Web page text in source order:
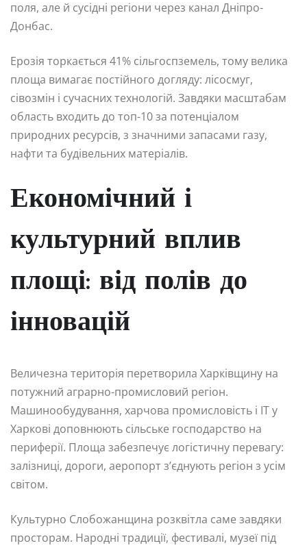
поля, але й сусідні регіони через канал Дніпро-
Донбас.
Ерозія торкається 41% сільгоспземель, тому велика
площа вимагає постійного догляду: лісосмуг,
сівозмін і сучасних технологій. Завдяки масштабам
область входить до топ-10 за потенціалом
природних ресурсів, з значними запасами газу,
нафти та будівельних матеріалів.
Економічний і
культурний вплив
площі: від полів до
інновацій
Величезна територія перетворила Харківщину на
потужний аграрно-промисловий регіон.
Машинообудування, харчова промисловість і IT у
Харкові доповнюють сільське господарство на
периферії. Площа забезпечує логістичну перевагу:
залізниці, дороги, аеропорт з’єднують регіон з усім
світом.
Культурно Слобожанщина розквітла саме завдяки
просторам. Народні традиції, фестивалі, музеї під